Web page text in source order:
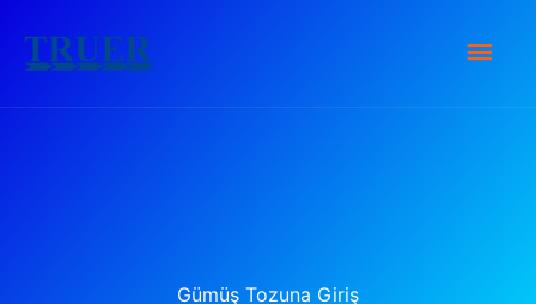
atla
Ana
Gümüş Tozuna Giriş